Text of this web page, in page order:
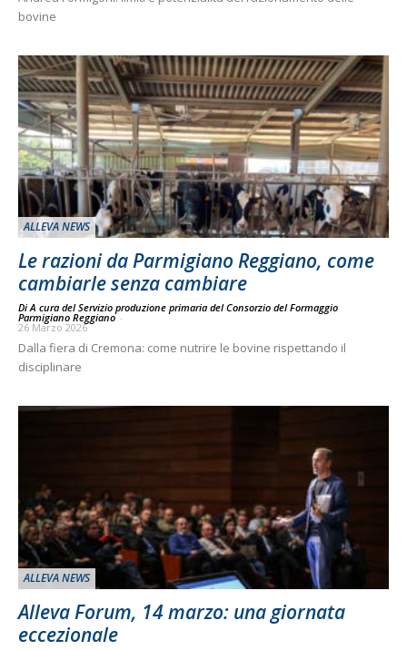
bovine
ALLEVA NEWS
Le razioni da Parmigiano Reggiano, come
cambiarle senza cambiare
Di A cura del Servizio produzione primaria del Consorzio del Formaggio
Parmigiano Reggiano -
26 Marzo 2026
Dalla fiera di Cremona: come nutrire le bovine rispettando il
disciplinare
ALLEVA NEWS
Alleva Forum, 14 marzo: una giornata
eccezionale